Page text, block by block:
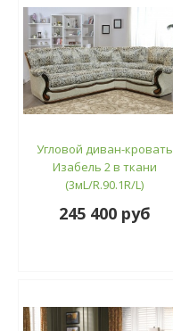
Угловой диван-кровать
Изабель 2 в ткани
(3мL/R.90.1R/L)
245 400 руб